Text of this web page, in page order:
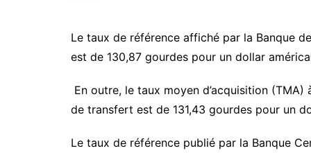
Le taux de référence affiché par la Banque
est de 130,87 gourdes pour un dollar
En outre, le taux moyen d’acquisition
de transfert est de 131,43 gourdes pour un
Le taux de référence publié par la Banque